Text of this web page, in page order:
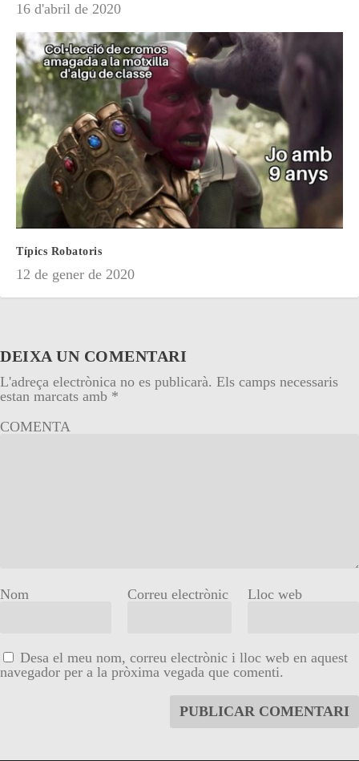
16 d'abril de 2020
Típics Robatoris
12 de gener de 2020
DEIXA UN COMENTARI
L'adreça electrònica no es publicarà. Els camps necessaris
estan marcats amb *
COMENTA
Nom Correu electrònic Lloc web
Desa el meu nom, correu electrònic i lloc web en aquest
navegador per a la pròxima vegada que comenti.